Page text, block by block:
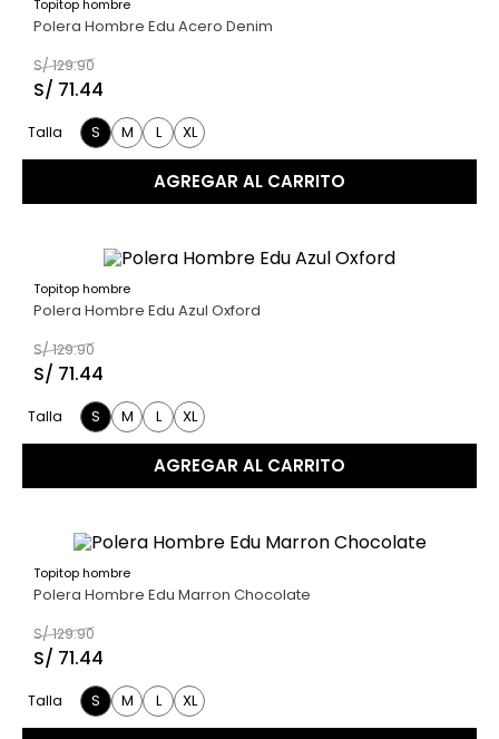
45 %
Topitop hombre
Polera Hombre Edu Acero Denim
S/129.90
S/ 71.44
Talla S M L XL
AGREGAR AL CARRITO
45 %
Topitop hombre
Polera Hombre Edu Azul Oxford
S/129.90
S/ 71.44
Talla S M L XL
AGREGAR AL CARRITO
45 %
Topitop hombre
Polera Hombre Edu Marron Chocolate
S/129.90
S/ 71.44
Talla S M L XL
.
casaca
10. casaca mujer